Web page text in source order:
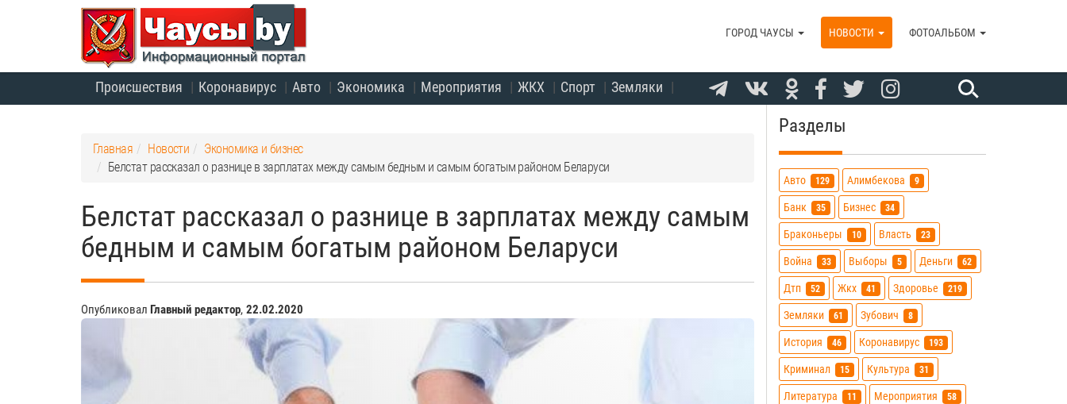
Происшествия Коронавирус Авто Экономика Мероприятия ЖКХ Спорт Земляки
ГОРОД ЧАУСЫ НОВОСТИ ФОТОАЛЬБОМ
Главная Новости
Экономика и бизнес
Белстат рассказал о разнице в зарплатах между самым бедным и самым богатым районом Беларуси
Белстат рассказал о разнице в зарплатах между самым
бедным и самым богатым районом Беларуси
Опубликовал Главный редактор, 22.02.2020
Разделы
Авто 129 Алимбекова 9
Банк 35 Бизнес 34
Браконьеры 10 Власть 23
Война 33 Выборы 5 Деньги 62
Дтп 52 Жкх 41 Здоровье 219
Земляки 61 Зубович 8
История 46 Коронавирус 193
Криминал 15 Культура 31
Литература 11 Мероприятия 58